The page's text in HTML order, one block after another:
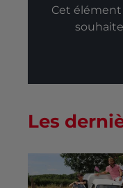
Cet
Les